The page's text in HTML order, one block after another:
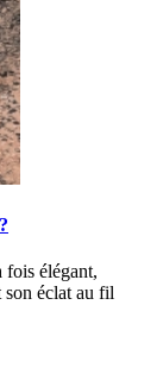
fois élégant,
son éclat au fil